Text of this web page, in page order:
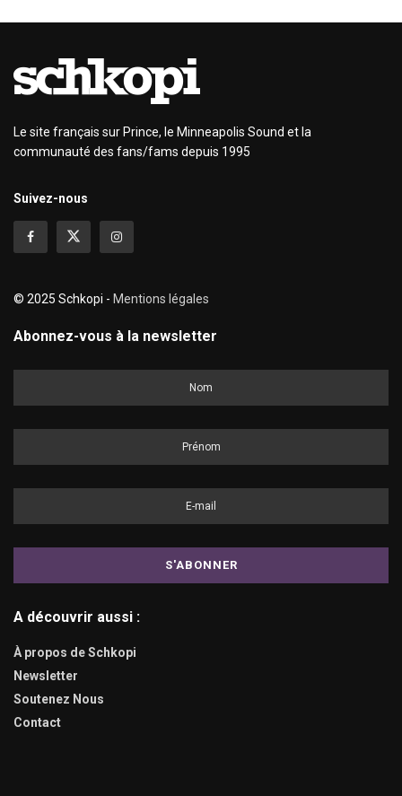
Le site français sur Prince, le Minneapolis Sound et la
communauté des fans/fams depuis 1995
Suivez-nous
© 2025 Schkopi - Mentions légales
Abonnez-vous à la newsletter
A découvrir aussi :
À propos de Schkopi
Newsletter
Soutenez Nous
Contact